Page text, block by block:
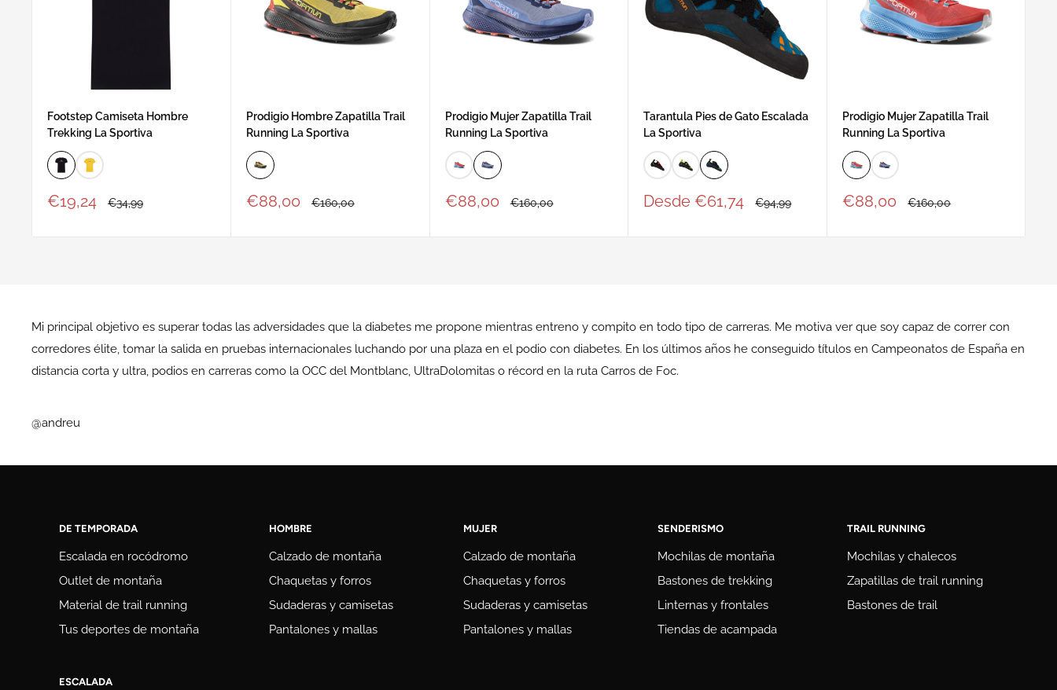
Footstep Camiseta Hombre
Trekking La Sportiva
Precio
€19,24
Precio
€34,99
Prodigio Hombre Zapatilla Trail
Running La Sportiva
Precio
€88,00
Precio
€160,00
Prodigio Mujer Zapatilla Trail
Running La Sportiva
Precio
€88,00
Precio
€160,00
Tarantula Pies de Gato Escalada
La Sportiva
Precio
Desde €61,74
Precio
€94,99
Prodigio Mujer Zapatilla Trail
Running La Sportiva
Precio
€88,00
Precio
€160,00
Mi principal objetivo es superar todas las adversidades que la diabetes me propone mientras entreno y compito en todo tipo de carreras. Me motiva ver que soy capaz de correr con
corredores élite, tomar la salida en pruebas internacionales luchando por una plaza en el podio con diabetes. En los últimos años he conseguido títulos en Campeonatos de España en
distancia corta y ultra, podios en carreras como la OCC del Montblanc, UltraDolomitas o récord en la ruta Carros de Foc.
@andreu
DE TEMPORADA
Escalada en rocódromo
Outlet de montaña
Material de trail running
Tus deportes de montaña
HOMBRE
Calzado de montaña
Chaquetas y forros
Sudaderas y camisetas
Pantalones y mallas
MUJER
Calzado de montaña
Chaquetas y forros
Sudaderas y camisetas
Pantalones y mallas
SENDERISMO
Mochilas de montaña
Bastones de trekking
Linternas y frontales
Tiendas de acampada
TRAIL RUNNING
Mochilas y chalecos
Zapatillas de trail running
Bastones de trail
ESCALADA